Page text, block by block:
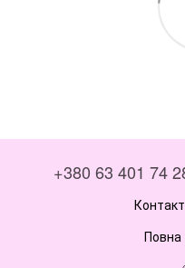
+380 63 401 74
Повна